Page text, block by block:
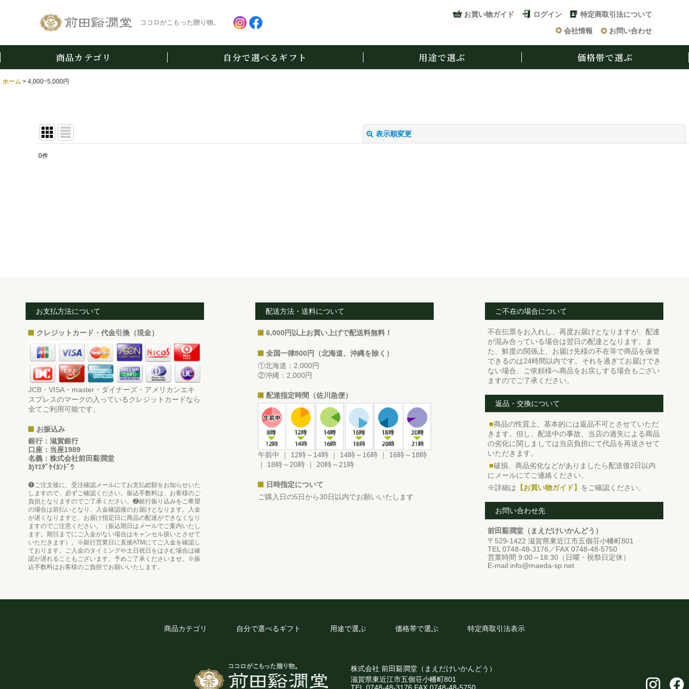
ココロがこもった贈り物。
お買い物ガイド ログイン
特定商取引法について
会社情報
お問い合わせ
商品カテゴリ 自分で選べるギフト 用途で選ぶ 価格帯で選ぶ
ホーム > 4,000~5,000円
表示順変更
0件
お支払方法について
クレジットカード・代金引換（現金）
JCB・VISA・master・ダイナーズ・アメリカンエキ
スプレスのマークの入っているクレジットカードなら
全てご利用可能です。
お振込み
銀行：滋賀銀行
口座：当座1989
名義：株式会社前田谿澗堂
ｶ)ﾏｴﾀﾞｹｲｶﾝﾄﾞｳ
❶ご注文後に、受注確認メールにてお支払総額をお知らせいた
しますので、必ずご確認ください。振込手数料は、お客様のご
負担となりますのでご了承ください。❷銀行振り込みをご希望
の場合は前払いとなり、入金確認後のお届けとなります。入金
が遅くなりますと、お届け指定日に商品の配達ができなくなり
ますのでご注意ください。（振込期日はメールでご案内いたし
ます。期日までにご入金がない場合はキャンセル扱いとさせて
いただきます）。※銀行営業日に直接ATMにてご入金を確認し
ております。ご入金のタイミングや土日祝日をはさむ場合は確
認が遅れることもございます。予めご了承くださいませ。※振
込手数料はお客様のご負担でお願いいたします。
配送方法・送料について
6,000円以上お買い上げで配送料無料！
全国一律800円（北海道、沖縄を除く）
①北海道：2,000円
②沖縄：2,000円
配達指定時間（佐川急便）
午前中 ｜ 12時～14時 ｜ 14時～16時 ｜ 16時～18時
｜ 18時～20時 ｜ 20時～21時
日時指定について
ご購入日の5日から30日以内でお願いいたします
ご不在の場合について
不在伝票をお入れし、再度お届けとなりますが、配達
が混み合っている場合は翌日の配達となります。ま
た、鮮度の関係上、お届け先様の不在等で商品を保管
できるのは24時間以内です。それを過ぎてお届けでき
ない場合、ご依頼様へ商品をお戻しする場合もござい
ますのでご了承ください。
返品・交換について
■商品の性質上、基本的には返品不可とさせていただ
きます。但し、配送中の事故、当店の過失による商品
の劣化に関しましては当店負担にて代品を再送させて
いただきます。
■破損、商品劣化などがありましたら配送後2日以内
にメールにてご連絡ください。
※詳細は 【お買い物ガイド】 をご確認ください。
お問い合わせ先
前田谿澗堂（まえだけいかんどう）
〒529-1422 滋賀県東近江市五個荘小幡町801
TEL 0748-48-3176／FAX 0748-48-5750
営業時間 9:00～18:30（日曜・祝祭日定休）
E-mail:info@maeda-sp.net
商品カテゴリ 自分で選べるギフト 用途で選ぶ 価格帯で選ぶ 特定商取引法表示
株式会社 前田谿澗堂（まえだけいかんどう）
滋賀県東近江市五個荘小幡町801